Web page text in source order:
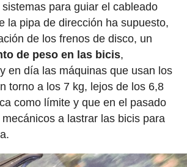
para guiar el cableado
la pipa de dirección ha supuesto,
de los frenos de disco, un
de peso en las bicis,
en día las máquinas que usan los
torno a los 7 kg, lejos de los 6,8
como límite y que en el pasado
a lastrar las bicis para